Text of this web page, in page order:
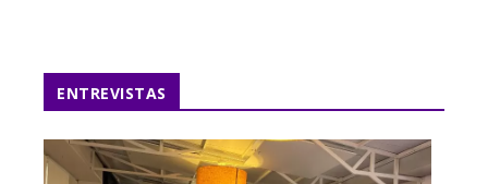
ENTREVISTAS